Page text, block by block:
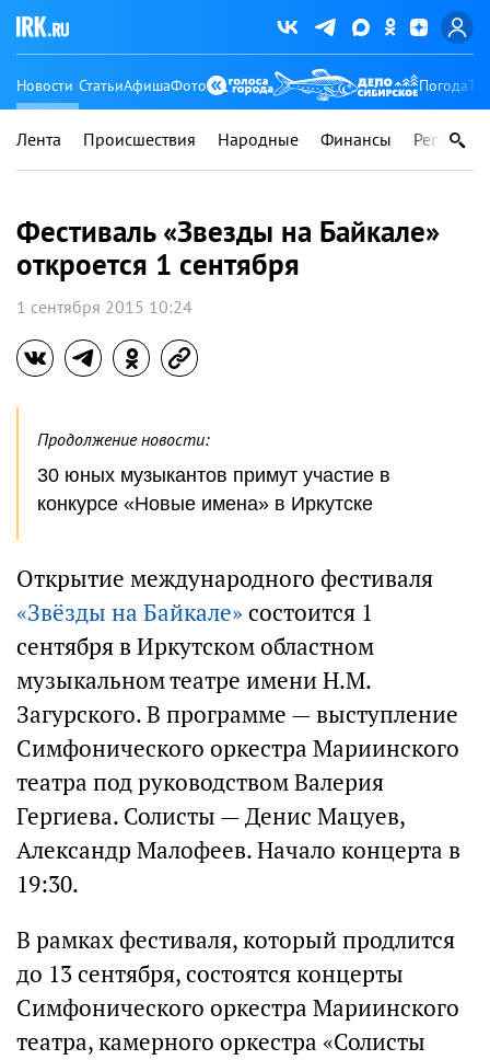
Новости СтатьиАфишаФото Погода
Лента Происшествия Народные Финансы Регионы
Фестиваль «Звезды на Байкале»
откроется 1 сентября
1 сентября 2015 10:24
Продолжение новости:
30 юных музыкантов примут участие в
конкурсе «Новые имена» в Иркутске
Открытие международного фестиваля
«Звёзды на Байкале»состоится 1
сентября в Иркутском областном
музыкальном театре имени Н.М.
Загурского. В программе — выступление
Симфонического оркестра Мариинского
театра под руководством Валерия
Гергиева. Солисты — Денис Мацуев,
Александр Малофеев. Начало концерта в
19:30.
В рамках фестиваля, который продлится
до 13 сентября, состоятся концерты
Симфонического оркестра Мариинского
театра, камерного оркестра «Солисты